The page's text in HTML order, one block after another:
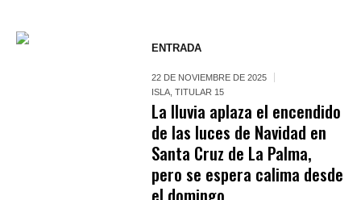
ENTRADA
22 DE NOVIEMBRE DE 2025
ISLA ,TITULAR 15
La lluvia aplaza el encendido
de las luces de Navidad en
Santa Cruz de La Palma,
pero se espera calima desde
el domingo